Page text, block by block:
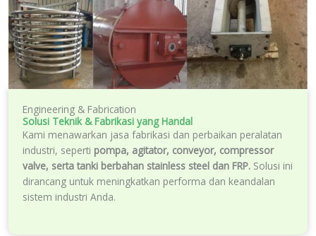
Engineering & Fabrication
Solusi Teknik & Fabrikasi yang Handal
Kami menawarkan jasa fabrikasi dan perbaikan peralatan
industri, seperti pompa, agitator, conveyor, compressor
valve, serta tanki berbahan stainless steel dan FRP. Solusi ini
dirancang untuk meningkatkan performa dan keandalan
sistem industri Anda.